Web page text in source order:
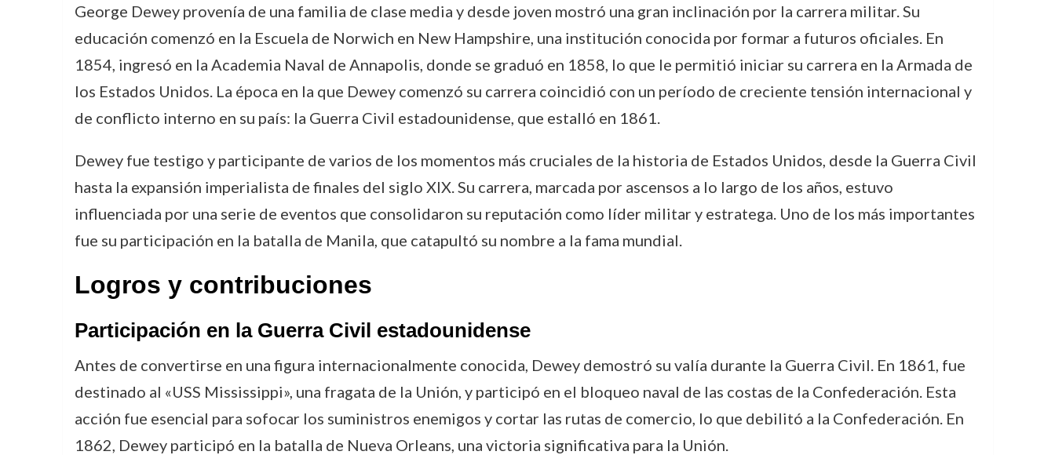
George Dewey provenía de una familia de clase media y desde joven mostró una gran inclinación por la carrera militar. Su
educación comenzó en la Escuela de Norwich en New Hampshire, una institución conocida por formar a futuros oficiales. En
1854, ingresó en la Academia Naval de Annapolis, donde se graduó en 1858, lo que le permitió iniciar su carrera en la Armada de
los Estados Unidos. La época en la que Dewey comenzó su carrera coincidió con un período de creciente tensión internacional y
de conflicto interno en su país: la Guerra Civil estadounidense, que estalló en 1861.
Dewey fue testigo y participante de varios de los momentos más cruciales de la historia de Estados Unidos, desde la Guerra Civil
hasta la expansión imperialista de finales del siglo XIX. Su carrera, marcada por ascensos a lo largo de los años, estuvo
influenciada por una serie de eventos que consolidaron su reputación como líder militar y estratega. Uno de los más importantes
fue su participación en la batalla de Manila, que catapultó su nombre a la fama mundial.
Logros y contribuciones
Participación en la Guerra Civil estadounidense
Antes de convertirse en una figura internacionalmente conocida, Dewey demostró su valía durante la Guerra Civil. En 1861, fue
destinado al «USS Mississippi», una fragata de la Unión, y participó en el bloqueo naval de las costas de la Confederación. Esta
acción fue esencial para sofocar los suministros enemigos y cortar las rutas de comercio, lo que debilitó a la Confederación. En
1862, Dewey participó en la batalla de Nueva Orleans, una victoria significativa para la Unión.